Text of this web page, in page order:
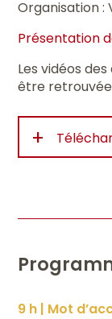
Organisation :
Présentation
Les vidéos
être
+
9 h | Mot